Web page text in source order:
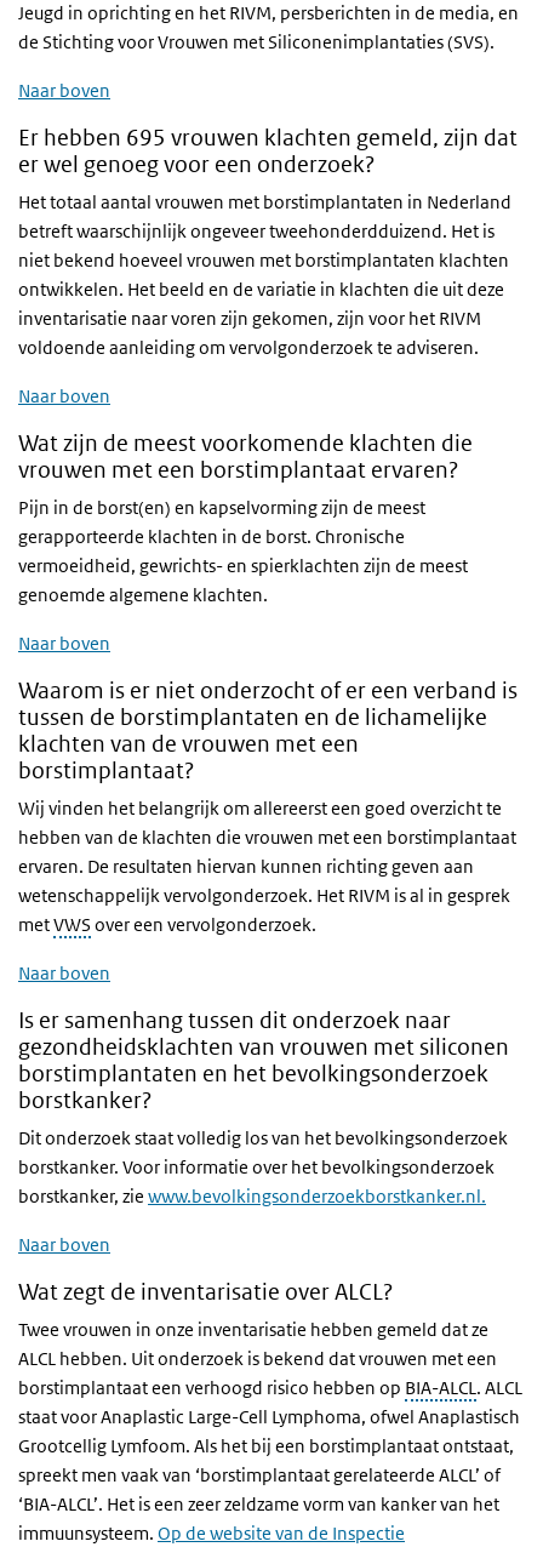
Jeugd in oprichting en het RIVM, persberichten in de media, en
de Stichting voor Vrouwen met Siliconenimplantaties (SVS).
Naar boven
Er hebben 695 vrouwen klachten gemeld, zijn dat
er wel genoeg voor een onderzoek?
Het totaal aantal vrouwen met borstimplantaten in Nederland
betreft waarschijnlijk ongeveer tweehonderdduizend. Het is
niet bekend hoeveel vrouwen met borstimplantaten klachten
ontwikkelen. Het beeld en de variatie in klachten die uit deze
inventarisatie naar voren zijn gekomen, zijn voor het RIVM
voldoende aanleiding om vervolgonderzoek te adviseren.
Naar boven
Wat zijn de meest voorkomende klachten die
vrouwen met een borstimplantaat ervaren?
Pijn in de borst(en) en kapselvorming zijn de meest
gerapporteerde klachten in de borst. Chronische
vermoeidheid, gewrichts- en spierklachten zijn de meest
genoemde algemene klachten.
Naar boven
Waarom is er niet onderzocht of er een verband is
tussen de borstimplantaten en de lichamelijke
klachten van de vrouwen met een
borstimplantaat?
Wij vinden het belangrijk om allereerst een goed overzicht te
hebben van de klachten die vrouwen met een borstimplantaat
ervaren. De resultaten hiervan kunnen richting geven aan
wetenschappelijk vervolgonderzoek. Het RIVM is al in gesprek
metVWS over een vervolgonderzoek.
Naar boven
Is er samenhang tussen dit onderzoek naar
gezondheidsklachten van vrouwen met siliconen
borstimplantaten en het bevolkingsonderzoek
borstkanker?
Dit onderzoek staat volledig los van het bevolkingsonderzoek
borstkanker. Voor informatie over het bevolkingsonderzoek
borstkanker, zie www.bevolkingsonderzoekborstkanker.nl.
Naar boven
Wat zegt de inventarisatie over ALCL?
Twee vrouwen in onze inventarisatie hebben gemeld dat ze
ALCL hebben. Uit onderzoek is bekend dat vrouwen met een
borstimplantaat een verhoogd risico hebben op BIA-ALCL. ALCL
staat voorAnaplastic Large-Cell Lymphoma, ofwel Anaplastisch
Grootcellig Lymfoom. Als het bij een borstimplantaat ontstaat,
spreekt men vaak van ‘borstimplantaat gerelateerde ALCL’ of
‘BIA-ALCL’. Het is een zeer zeldzame vorm van kanker van het
immuunsysteem. Op de website van de Inspectie